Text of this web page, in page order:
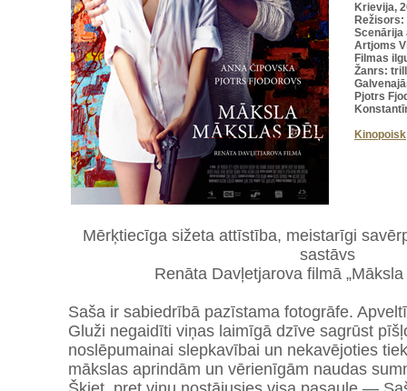
Krievija,
Scenārija
Artjoms
Filmas
Žanrs:
Pjotrs
Kinopoisk
Mērķtiecīga sižeta attīstība, meistarīgi
sastāvs
Renāta Davļetjarova filmā
Saša ir sabiedrībā pazīstama fotogrāfe.
Gluži negaidīti viņas laimīgā dzīve sagrūst
noslēpumainai slepkavībai un nekavējoties
mākslas aprindām un vērienīgām naudas